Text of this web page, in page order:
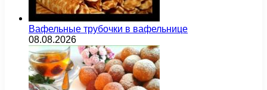
Вафельные трубочки в вафельнице
08.08.2026